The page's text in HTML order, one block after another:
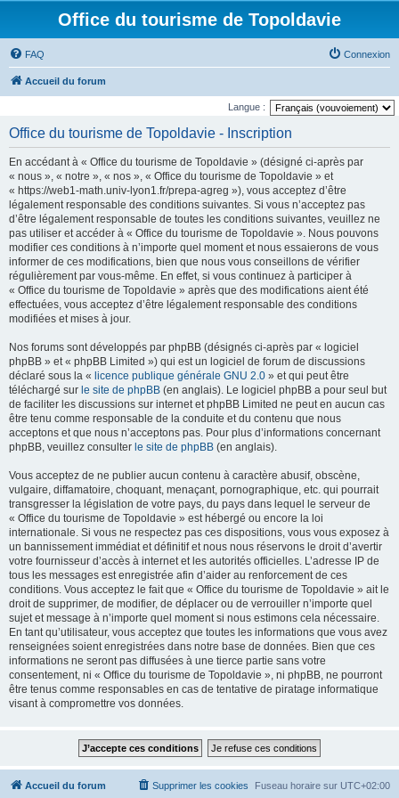
Office du tourisme de Topoldavie
FAQ Connexion
Accueil du forum
Langue :
Office du tourisme de Topoldavie - Inscription
En accédant à « Office du tourisme de Topoldavie » (désigné ci-après par
« nous », « notre », « nos », « Office du tourisme de Topoldavie » et
« https://web1-math.univ-lyon1.fr/prepa-agreg »), vous acceptez d’être
légalement responsable des conditions suivantes. Si vous n’acceptez pas
d’être légalement responsable de toutes les conditions suivantes, veuillez ne
pas utiliser et accéder à « Office du tourisme de Topoldavie ». Nous pouvons
modifier ces conditions à n’importe quel moment et nous essaierons de vous
informer de ces modifications, bien que nous vous conseillons de vérifier
régulièrement par vous-même. En effet, si vous continuez à participer à
« Office du tourisme de Topoldavie » après que des modifications aient été
effectuées, vous acceptez d’être légalement responsable des conditions
modifiées et mises à jour.
Nos forums sont développés par phpBB (désignés ci-après par « logiciel
phpBB » et « phpBB Limited ») qui est un logiciel de forum de discussions
déclaré sous la « licence publique générale GNU 2.0 » et qui peut être
téléchargé sur le site de phpBB (en anglais). Le logiciel phpBB a pour seul but
de faciliter les discussions sur internet et phpBB Limited ne peut en aucun cas
être tenu comme responsable de la conduite et du contenu que nous
acceptons et que nous n’acceptons pas. Pour plus d’informations concernant
phpBB, veuillez consulter le site de phpBB (en anglais).
Vous acceptez de ne publier aucun contenu à caractère abusif, obscène,
vulgaire, diffamatoire, choquant, menaçant, pornographique, etc. qui pourrait
transgresser la législation de votre pays, du pays dans lequel le serveur de
« Office du tourisme de Topoldavie » est hébergé ou encore la loi
internationale. Si vous ne respectez pas ces dispositions, vous vous exposez à
un bannissement immédiat et définitif et nous nous réservons le droit d’avertir
votre fournisseur d’accès à internet et les autorités officielles. L’adresse IP de
tous les messages est enregistrée afin d’aider au renforcement de ces
conditions. Vous acceptez le fait que « Office du tourisme de Topoldavie » ait le
droit de supprimer, de modifier, de déplacer ou de verrouiller n’importe quel
sujet et message à n’importe quel moment si nous estimons cela nécessaire.
En tant qu’utilisateur, vous acceptez que toutes les informations que vous avez
renseignées soient enregistrées dans notre base de données. Bien que ces
informations ne seront pas diffusées à une tierce partie sans votre
consentement, ni « Office du tourisme de Topoldavie », ni phpBB, ne pourront
être tenus comme responsables en cas de tentative de piratage informatique
visant à compromettre vos données.
Accueil du forum Fuseau horaire sur UTC+02:00
Supprimer les cookies